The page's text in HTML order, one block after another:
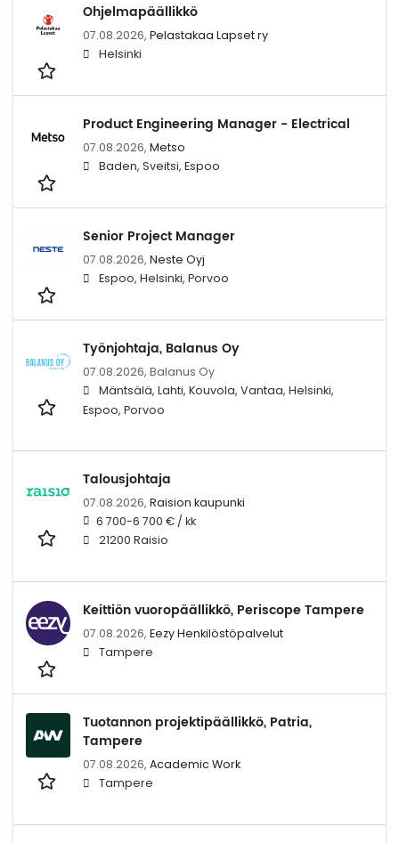
Ohjelmapäällikkö
07.08.2026, Pelastakaa Lapset ry
Helsinki
Product Engineering Manager - Electrical
07.08.2026, Metso
Baden, Sveitsi, Espoo
Senior Project Manager
07.08.2026, Neste Oyj
Espoo, Helsinki, Porvoo
Työnjohtaja, Balanus Oy
07.08.2026, Balanus Oy
Mäntsälä, Lahti, Kouvola, Vantaa, Helsinki,
Espoo, Porvoo
Talousjohtaja
07.08.2026, Raision kaupunki
6 700-6 700 € / kk
21200 Raisio
Keittiön vuoropäällikkö, Periscope Tampere
07.08.2026, Eezy Henkilöstöpalvelut
Tampere
Tuotannon projektipäällikkö, Patria,
Tampere
07.08.2026, Academic Work
Tampere